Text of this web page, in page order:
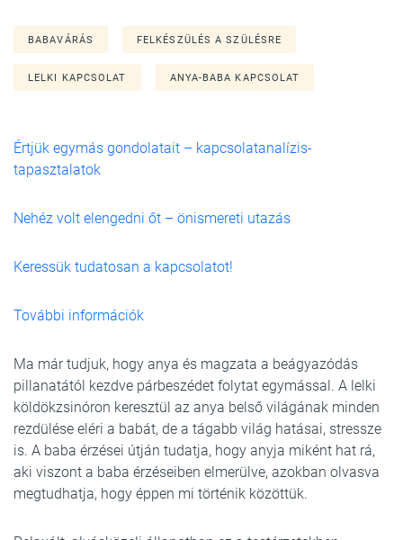
BABAVÁRÁS FELKÉSZÜLÉS A SZÜLÉSRE
LELKI KAPCSOLAT ANYA-BABA KAPCSOLAT
Értjük egymás gondolatait – kapcsolatanalízis-
tapasztalatok
Nehéz volt elengedni őt – önismereti utazás
Keressük tudatosan a kapcsolatot!
További információk
Ma már tudjuk, hogy anya és magzata a beágyazódás
pillanatától kezdve párbeszédet folytat egymással. A lelki
köldökzsinóron keresztül az anya belső világának minden
rezdülése eléri a babát, de a tágabb világ hatásai, stressze
is. A baba érzései útján tudatja, hogy anyja miként hat rá,
aki viszont a baba érzéseiben elmerülve, azokban olvasva
megtudhatja, hogy éppen mi történik közöttük.